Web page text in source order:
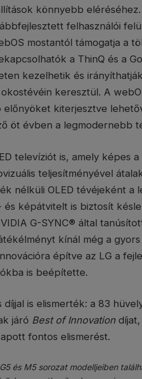
könnyebb
felhasználói
mostantól támogatja a
a ThinQ és a
kezelhetik és
keresztül. A
kiterjesztve
öt évben a legmodernebb
televíziót is, amely képes
teljesítményével
nélküli OLED tévéjeként a
képátvitelt is biztosít
G-SYNC® által
kínál még a
építve az LG a
is beépítette.
díjjal is elismerték: a 83
járó Best of Innovation
fontos elismerést.
és M5 sorozat modelljeiben